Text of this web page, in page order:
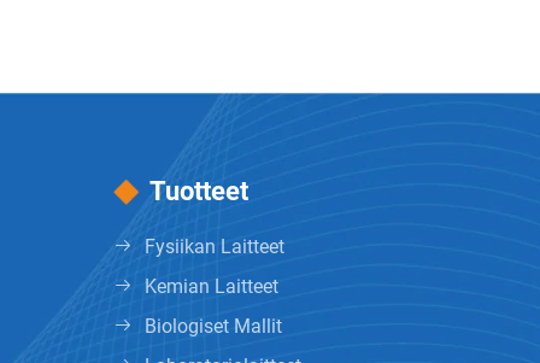
Tuotteet
Fysiikan Laitteet
Kemian Laitteet
Biologiset Mallit